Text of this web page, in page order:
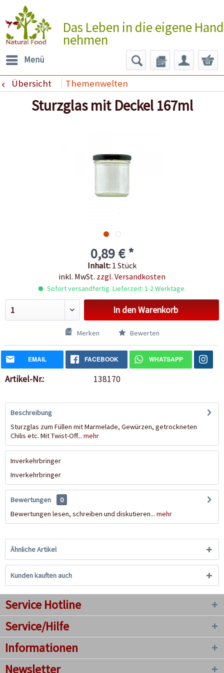
Das Leben in die eigene Hand
nehmen
Menü
Übersicht Themenwelten
Sturzglas mit Deckel 167ml
0,89 € *
Inhalt: 1 Stück
inkl. MwSt. zzgl. Versandkosten
Sofort versandfertig. Lieferzeit: 1-2 Werktage.
In denWarenkorb
Merken Bewerten
EMAIL FACEBOOK WHATSAPP
Artikel-Nr.: 138170
Beschreibung
Sturzglas zum Füllen mit Marmelade, Gewürzen, getrockneten
Chilis etc. Mit Twist-Off... mehr
Inverkehrbringer
Inverkehrbringer
Bewertungen
0
Bewertungen lesen, schreiben und diskutieren... mehr
Ähnliche Artikel
Kunden kauften auch
Service Hotline
Service/Hilfe
Informationen
Newsletter